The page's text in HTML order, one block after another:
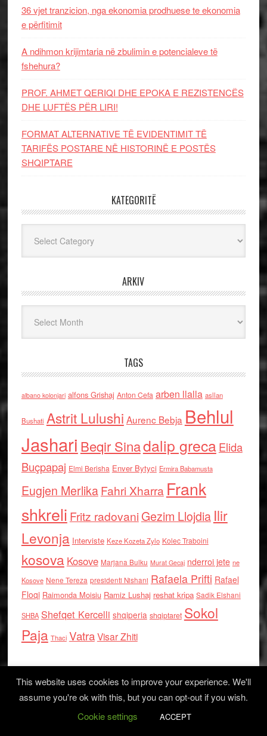
36 vjet tranzicion, nga ekonomia prodhuese te ekonomia
e përfitimit
A ndihmon krijimtaria në zbulimin e potencialeve të
fshehura?
PROF. AHMET QERIQI DHE EPOKA E REZISTENCЁS
DHE LUFTЁS PЁR LIRI!
FORMAT ALTERNATIVE TË EVIDENTIMIT TË
TARIFËS POSTARE NË HISTORINË E POSTËS
SHQIPTARE
KATEGORITË
ARKIV
TAGS
albano kolonjari alfons Grishaj Anton Cefa arben llalla asllan
Bushati Astrit Lulushi Aurenc Bebja Behlul
Jashari Beqir Sinadalip grecaElida
Buçpapaj Elmi Berisha Enver Bytyci Ermira Babamusta
Eugjen MerlikaFahri Xharra Frank
shkreli Fritz radovaniGezim Llojdia Ilir
Levonja Interviste Keze Kozeta Zylo Kolec Traboini
kosova Kosove Marjana Bulku Murat Gecaj nderroi jete ne
Kosove Nene Tereza presidenti Nishani Rafaela Prifti Rafael
Floqi Raimonda Moisiu Ramiz Lushaj reshat kripa Sadik Elshani
SHBA Shefqet Kercelli shqiperia shqiptaret Sokol
Paja Thaci VatraVisar Zhiti
Log in
This website uses cookies to improve your experience. We'll
assume you're ok with this, but you can opt-out if you wish.
Cookie settings
ACCEPT